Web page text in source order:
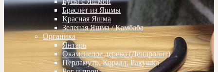
Браслет из Яшмы
Красная Яшма
Зеленая Яшма / Камбаба
Органика
Янтарь
Окаменелое дерево (Дендролит)
Перламутр, Коралл, Ракушка